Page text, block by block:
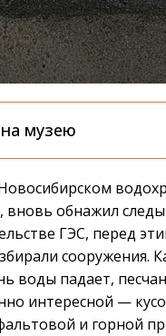
музею
обнажил
ГЭС, перед
сооружения.
воды падает,
интересной —
и горной